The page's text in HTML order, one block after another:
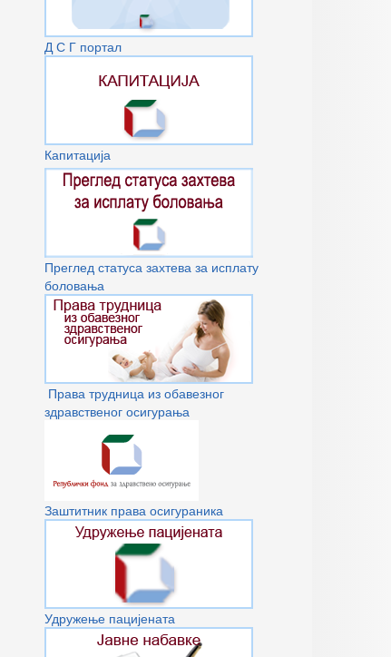
Д С Г портал
Капитација
Преглед статуса захтева за исплату
боловања
Права трудница из обавезног
здравственог осигурања
Заштитник права осигураника
Удружење пацијената